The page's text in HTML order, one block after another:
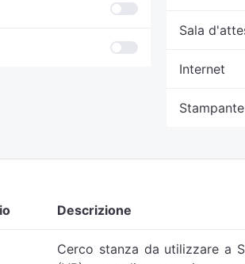
Sala
Internet
Stampante
Descrizione
Cerco stanza da utilizzare a